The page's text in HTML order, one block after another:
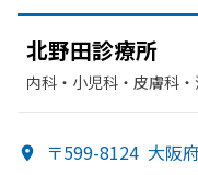
北野田診療所
内科・​小児科・​皮膚科
〒599-8124 大阪